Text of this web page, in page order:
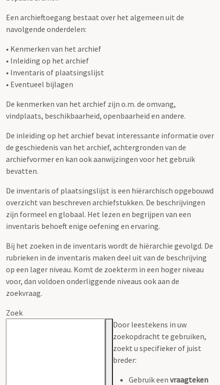
Een archieftoegang bestaat over het algemeen uit de
navolgende onderdelen:
• Kenmerken van het archief
• Inleiding op het archief
• Inventaris of plaatsingslijst
• Eventueel bijlagen
De kenmerken van het archief zijn o.m. de omvang,
vindplaats, beschikbaarheid, openbaarheid en andere.
De inleiding op het archief bevat interessante informatie over
de geschiedenis van het archief, achtergronden van de
archiefvormer en kan ook aanwijzingen voor het gebruik
bevatten.
De inventaris of plaatsingslijst is een hiërarchisch opgebouwd
overzicht van beschreven archiefstukken. De beschrijvingen
zijn formeel en globaal. Het lezen en begrijpen van een
inventaris behoeft enige oefening en ervaring.
Bij het zoeken in de inventaris wordt de hiërarchie gevolgd. De
rubrieken in de inventaris maken deel uit van de beschrijving
op een lager niveau. Komt de zoekterm in een hoger niveau
voor, dan voldoen onderliggende niveaus ook aan de
zoekvraag.
Zoek
Door leestekens in uw
zoekopdracht te gebruiken,
zoekt u specifieker of juist
breder:
Gebruik een vraagteken